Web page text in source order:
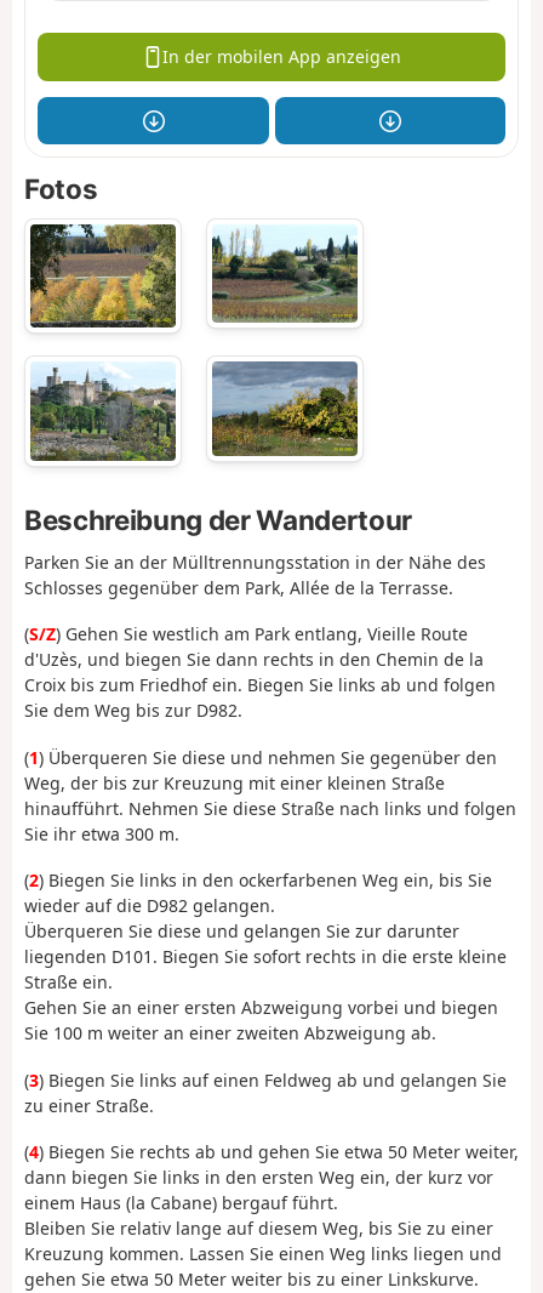
In der mobilen App anzeigen
Fotos
Beschreibung der Wandertour
Parken Sie an der Mülltrennungsstation in der Nähe des
Schlosses gegenüber dem Park, Allée de la Terrasse.
(S/Z) Gehen Sie westlich am Park entlang, Vieille Route
d'Uzès, und biegen Sie dann rechts in den Chemin de la
Croix bis zum Friedhof ein. Biegen Sie links ab und folgen
Sie dem Weg bis zur D982.
(1) Überqueren Sie diese und nehmen Sie gegenüber den
Weg, der bis zur Kreuzung mit einer kleinen Straße
hinaufführt. Nehmen Sie diese Straße nach links und folgen
Sie ihr etwa 300 m.
(2) Biegen Sie links in den ockerfarbenen Weg ein, bis Sie
wieder auf die D982 gelangen.
Überqueren Sie diese und gelangen Sie zur darunter
liegenden D101. Biegen Sie sofort rechts in die erste kleine
Straße ein.
Gehen Sie an einer ersten Abzweigung vorbei und biegen
Sie 100 m weiter an einer zweiten Abzweigung ab.
(3) Biegen Sie links auf einen Feldweg ab und gelangen Sie
zu einer Straße.
(4) Biegen Sie rechts ab und gehen Sie etwa 50 Meter weiter,
dann biegen Sie links in den ersten Weg ein, der kurz vor
einem Haus (la Cabane) bergauf führt.
Bleiben Sie relativ lange auf diesem Weg, bis Sie zu einer
Kreuzung kommen. Lassen Sie einen Weg links liegen und
gehen Sie etwa 50 Meter weiter bis zu einer Linkskurve.